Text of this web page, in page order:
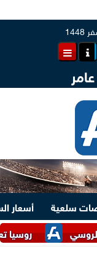
سلعية
أسعار
روسيا تعلن